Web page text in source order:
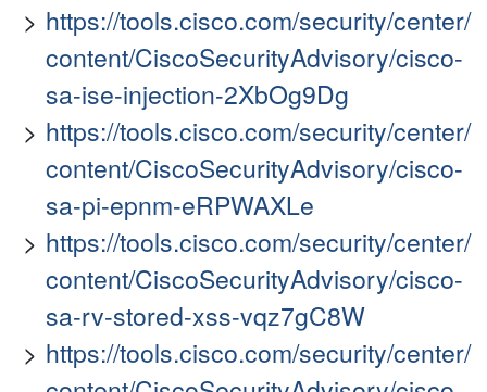
https://tools.cisco.com/security/center/
content/CiscoSecurityAdvisory/cisco-
sa-ise-injection-2XbOg9Dg
https://tools.cisco.com/security/center/
content/CiscoSecurityAdvisory/cisco-
sa-pi-epnm-eRPWAXLe
https://tools.cisco.com/security/center/
content/CiscoSecurityAdvisory/cisco-
sa-rv-stored-xss-vqz7gC8W
https://tools.cisco.com/security/center/